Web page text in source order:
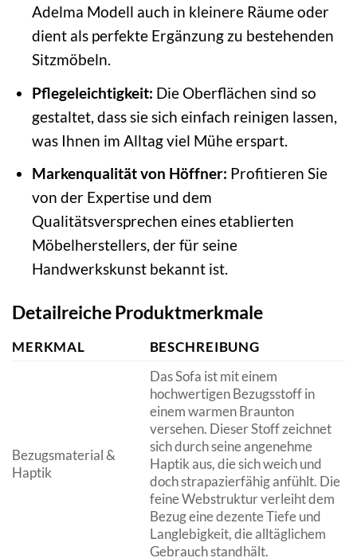
Adelma Modell auch in kleinere Räume oder
dient als perfekte Ergänzung zu bestehenden
Sitzmöbeln.
Pflegeleichtigkeit: Die Oberflächen sind so
gestaltet, dass sie sich einfach reinigen lassen,
was Ihnen im Alltag viel Mühe erspart.
Markenqualität von Höffner: Profitieren Sie
von der Expertise und dem
Qualitätsversprechen eines etablierten
Möbelherstellers, der für seine
Handwerkskunst bekannt ist.
Detailreiche Produktmerkmale
MERKMAL BESCHREIBUNG
Bezugsmaterial &
Haptik
Das Sofa ist mit einem
hochwertigen Bezugsstoff in
einem warmen Braunton
versehen. Dieser Stoff zeichnet
sich durch seine angenehme
Haptik aus, die sich weich und
doch strapazierfähig anfühlt. Die
feine Webstruktur verleiht dem
Bezug eine dezente Tiefe und
Langlebigkeit, die alltäglichem
Gebrauch standhält.